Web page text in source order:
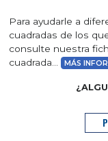
Para ayudarle a
cuadradas de los
consulte nuestra
cuadrada... MÁS